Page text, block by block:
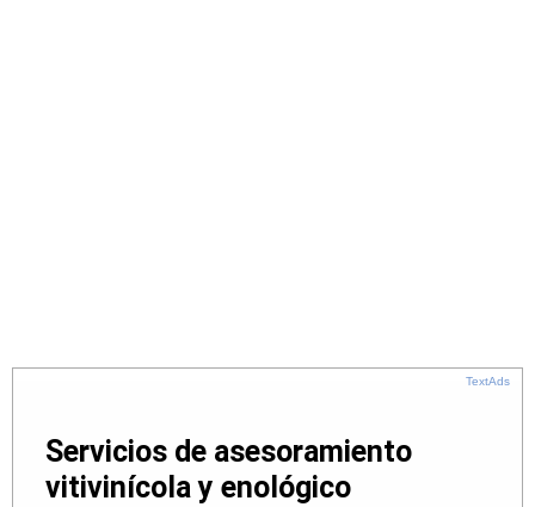
TextAds
Servicios de asesoramiento
vitivinícola y enológico